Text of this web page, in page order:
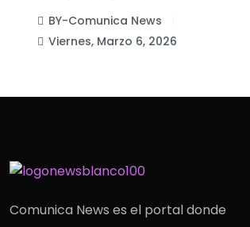
BY-Comunica News
Viernes, Marzo 6, 2026
Comunica News es el portal donde